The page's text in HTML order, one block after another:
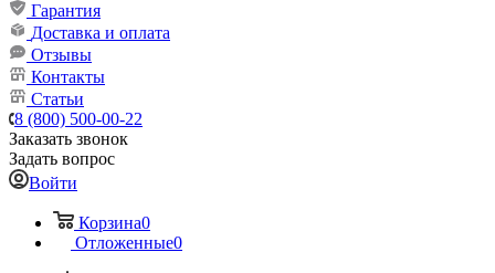
Гарантия
Доставка и оплата
Отзывы
Контакты
Статьи
8 (800) 500-00-22
Заказать звонок
Задать вопрос
Войти
Корзина0
Отложенные0